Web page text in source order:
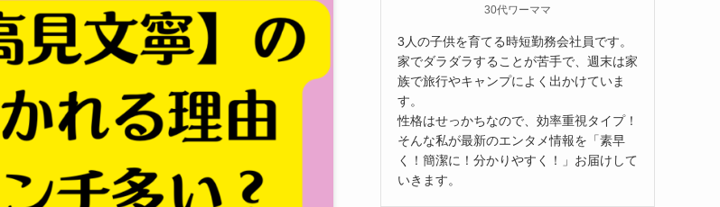
30代ワーママ
3人の子供を育てる時短勤務会社員です。
家でダラダラすることが苦手で、週末は家
族で旅行やキャンプによく出かけていま
す。
性格はせっかちなので、効率重視タイプ！
そんな私が最新のエンタメ情報を「素早
く！簡潔に！分かりやすく！」お届けして
いきます。